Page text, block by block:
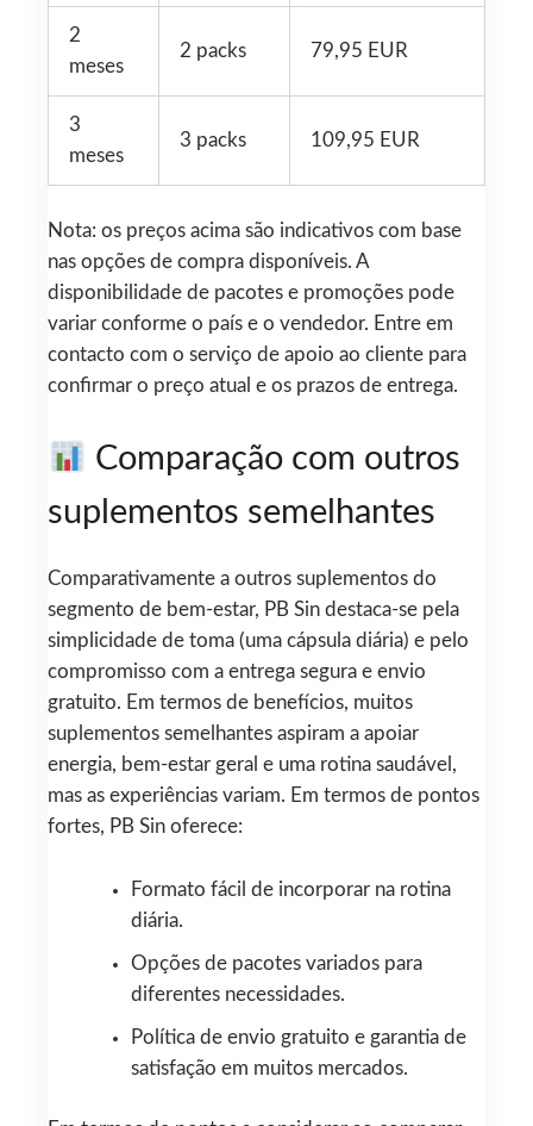
2
meses
2 packs 79,95 EUR
3
meses
3 packs 109,95 EUR
Nota: os preços acima são indicativos com base
nas opções de compra disponíveis. A
disponibilidade de pacotes e promoções pode
variar conforme o país e o vendedor. Entre em
contacto com o serviço de apoio ao cliente para
confirmar o preço atual e os prazos de entrega.
Comparação com outros
suplementos semelhantes
Comparativamente a outros suplementos do
segmento de bem-estar, PB Sin destaca-se pela
simplicidade de toma (uma cápsula diária) e pelo
compromisso com a entrega segura e envio
gratuito. Em termos de benefícios, muitos
suplementos semelhantes aspiram a apoiar
energia, bem-estar geral e uma rotina saudável,
mas as experiências variam. Em termos de pontos
fortes, PB Sin oferece:
Formato fácil de incorporar na rotina
diária.
Opções de pacotes variados para
diferentes necessidades.
Política de envio gratuito e garantia de
satisfação em muitos mercados.